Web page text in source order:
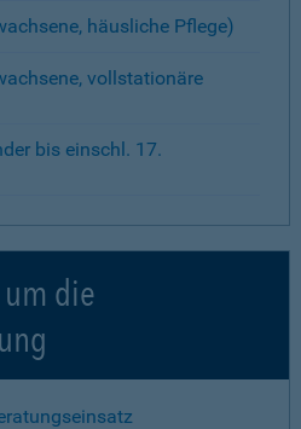
häusliche Pflege)
vollstationäre
bis einschl. 17.
die